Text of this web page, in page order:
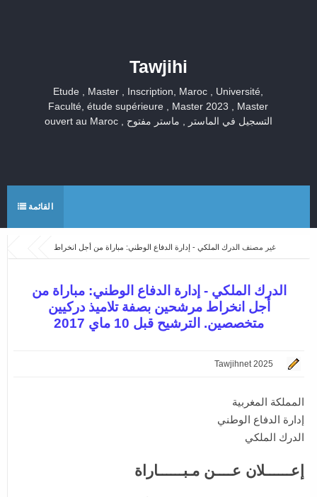
Tawjihi
Etude , Master , Inscription, Maroc , Université,
Faculté, étude supérieure , Master 2023 , Master
ouvert au Maroc , التسجيل في الماستر , ماستر مفتوح
القائمة
غير مصنف الدرك الملكي - إدارة الدفاع الوطني: مباراة من أجل انخراط
الدرك الملكي - إدارة الدفاع الوطني: مباراة من
أجل انخراط مرشحين بصفة تلاميذ دركيين
متخصصين. الترشيح قبل 10 ماي 2017
Tawjihnet 2025
المملكة المغربية
إدارة الدفاع الوطني
الدرك الملكي
إعــــــلان عــــن مـبــــــاراة